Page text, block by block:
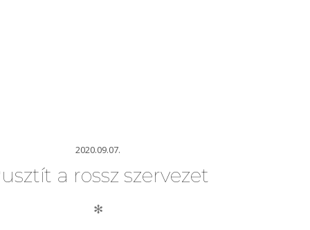
2020.09.07.
a rossz szervezet
✻